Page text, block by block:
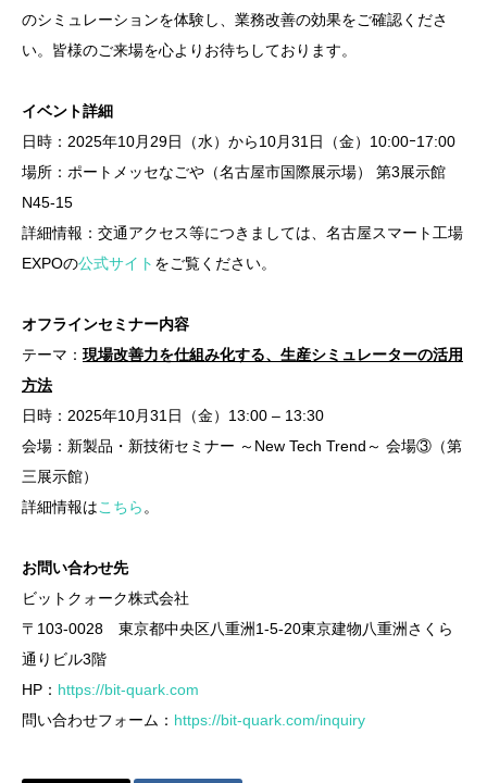
のシミュレーションを体験し、業務改善の効果をご確認くださ
い。皆様のご来場を心よりお待ちしております。
イベント詳細
日時：2025年10月29日（水）から10月31日（金）10:00ｰ17:00
場所：ポートメッセなごや（名古屋市国際展示場） 第3展示館
N45-15
詳細情報：交通アクセス等につきましては、名古屋スマート工場
EXPOの公式サイト をご覧ください。
オフラインセミナー内容
テーマ： 現場改善力を仕組み化する、生産シミュレーターの活用
方法
日時：2025年10月31日（金）13:00 – 13:30
会場：新製品・新技術セミナー ～New Tech Trend～ 会場③（第
三展示館）
詳細情報はこちら 。
お問い合わせ先
ビットクォーク株式会社
〒103-0028 東京都中央区八重洲1-5-20東京建物八重洲さくら
通りビル3階
HP： https://bit-quark.com
問い合わせフォーム： https://bit-quark.com/inquiry